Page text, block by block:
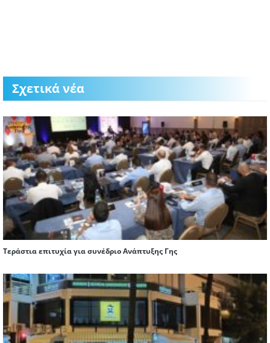
Σχετικά νέα
Τεράστια επιτυχία για συνέδριο Ανάπτυξης Γης